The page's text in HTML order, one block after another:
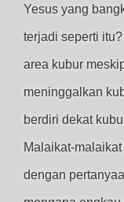
Yesus yang
terjadi seperti
area kubur
meninggalkan
berdiri dekat
Malaikat-
dengan